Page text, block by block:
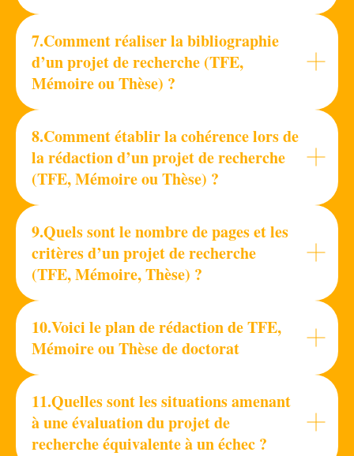
7.Comment réaliser la bibliographie
d’un projet de recherche (TFE,
Mémoire ou Thèse) ?
8.Comment établir la cohérence lors de
la rédaction d’un projet de recherche
(TFE, Mémoire ou Thèse) ?
9.Quels sont le nombre de pages et les
critères d’un projet de recherche
(TFE, Mémoire, Thèse) ?
10.Voici le plan de rédaction de TFE,
Mémoire ou Thèse de doctorat
11.Quelles sont les situations amenant
à une évaluation du projet de
recherche équivalente à un échec ?